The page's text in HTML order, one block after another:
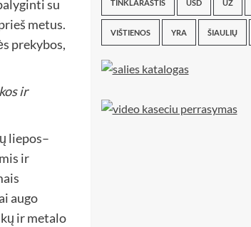
su
metus.
prekybos,
ir
liepos–
ir
augo
ir metalo
TINKLARAŠTIS USD UŽ
VIŠTIENOS YRA ŠIAULIŲ